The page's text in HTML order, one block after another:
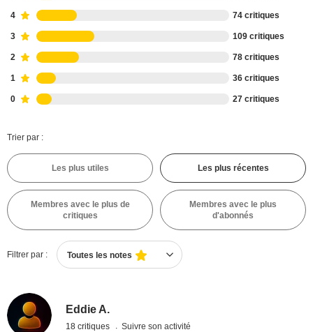
4 74 critiques
3 109 critiques
2 78 critiques
1 36 critiques
0 27 critiques
Trier par :
Les plus utiles Les plus récentes
Membres avec le plus de
critiques
Membres avec le plus
d'abonnés
Filtrer par : Toutes les notes
Eddie A.
18 critiques Suivre son activité